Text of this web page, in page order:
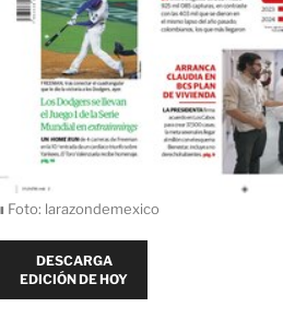
ı Foto: larazondemexico
DESCARGA
EDICIÓN DE HOY